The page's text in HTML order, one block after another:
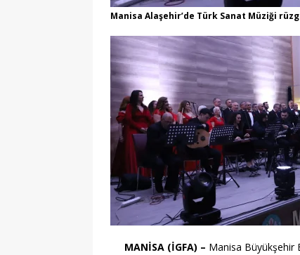
[ 08/08/2026 ]
Manisa Alaşehir’de Türk Sanat Müziği
MANİSA (İGFA) – Manisa Büyükşehir